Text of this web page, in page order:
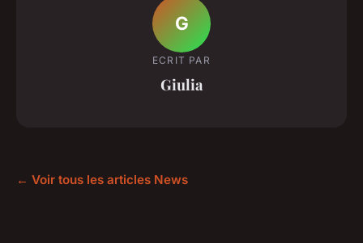
G
ECRIT PAR
Giulia
← Voir tous les articles News